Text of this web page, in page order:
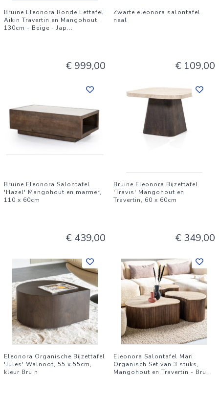
Bruine Eleonora Ronde Eettafel
Aikin Travertin en Mangohout,
130cm - Beige - Jap...
€ 999,00
Zwarte eleonora salontafel
neal
€ 109,00
Bruine Eleonora Salontafel
'Hazel' Mangohout en marmer,
110 x 60cm
€ 439,00
Bruine Eleonora Bijzettafel
'Travis' Mangohout en
Travertin, 60 x 60cm
€ 349,00
Eleonora Organische Bijzettafel
'Jules' Walnoot, 55 x 55cm,
kleur Bruin
Eleonora Salontafel Mari
Organisch Set van 3 stuks,
Mangohout en Travertin - Bru...